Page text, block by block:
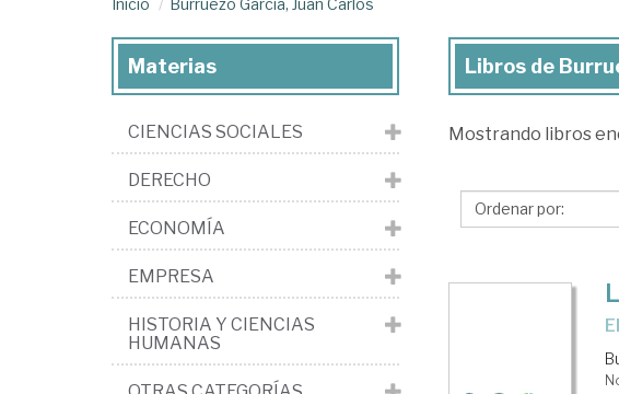
Inicio Burruezo Garcia, Juan Carlos
Libros
Burruezo
Juan
Libros de
Mostrando libros
Materias
CIENCIAS SOCIALES
DERECHO
ECONOMÍA
EMPRESA
HISTORIA Y CIENCIAS
HUMANAS